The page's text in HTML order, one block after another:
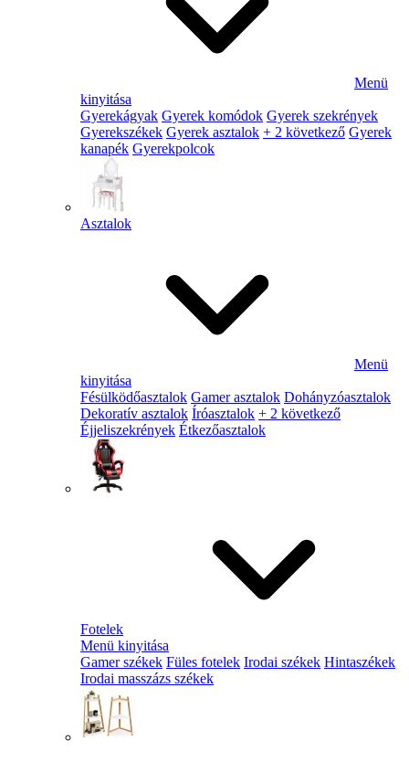
Menü
kinyitása
Gyerekágyak Gyerek komódok Gyerek szekrények
Gyerekszékek Gyerek asztalok + 2 következő Gyerek
kanapék Gyerekpolcok
Asztalok
Menü
kinyitása
Fésülködőasztalok Gamer asztalok Dohányzóasztalok
Dekoratív asztalok Íróasztalok + 2 következő
Éjjeliszekrények Étkezőasztalok
Fotelek
Menü kinyitása
Gamer székek Füles fotelek Irodai székek Hintaszékek
Irodai masszázs székek